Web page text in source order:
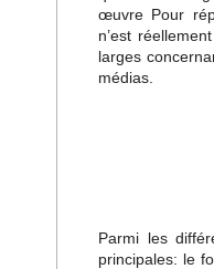
œuvre Pour
n’est
larges
médias.
Parmi les
principales: le